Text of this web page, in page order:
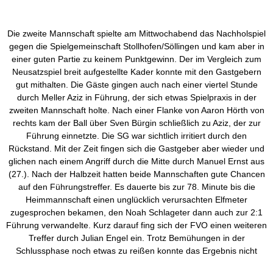
Die zweite Mannschaft spielte am Mittwochabend das Nachholspiel
gegen die Spielgemeinschaft Stollhofen/Söllingen und kam aber in
einer guten Partie zu keinem Punktgewinn. Der im Vergleich zum
Neusatzspiel breit aufgestellte Kader konnte mit den Gastgebern
gut mithalten. Die Gäste gingen auch nach einer viertel Stunde
durch Meller Aziz in Führung, der sich etwas Spielpraxis in der
zweiten Mannschaft holte. Nach einer Flanke von Aaron Hörth von
rechts kam der Ball über Sven Bürgin schließlich zu Aziz, der zur
Führung einnetzte. Die SG war sichtlich irritiert durch den
Rückstand. Mit der Zeit fingen sich die Gastgeber aber wieder und
glichen nach einem Angriff durch die Mitte durch Manuel Ernst aus
(27.). Nach der Halbzeit hatten beide Mannschaften gute Chancen
auf den Führungstreffer. Es dauerte bis zur 78. Minute bis die
Heimmannschaft einen unglücklich verursachten Elfmeter
zugesprochen bekamen, den Noah Schlageter dann auch zur 2:1
Führung verwandelte. Kurz darauf fing sich der FVO einen weiteren
Treffer durch Julian Engel ein. Trotz Bemühungen in der
Schlussphase noch etwas zu reißen konnte das Ergebnis nicht